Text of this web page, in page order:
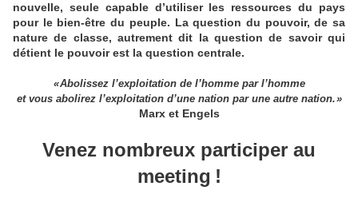
nouvelle, seule capable d’utiliser les ressources du pays
pour le bien-être du peuple. La question du pouvoir, de sa
nature de classe, autrement dit la question de savoir qui
détient le pouvoir est la question centrale.
« Abolissez l’exploitation de l’homme par l’homme
et vous abolirez l’exploitation d’une nation par une autre nation. »
Marx et Engels
Venez nombreux participer au
meeting !